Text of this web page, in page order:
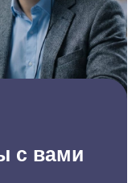
с вами